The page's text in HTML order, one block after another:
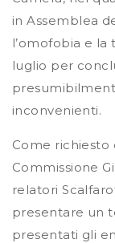
in Assemblea
l’omofobia e la
luglio per
inconvenienti.
Come richiesto
Commissione
relatori
presentare un
presentati gli